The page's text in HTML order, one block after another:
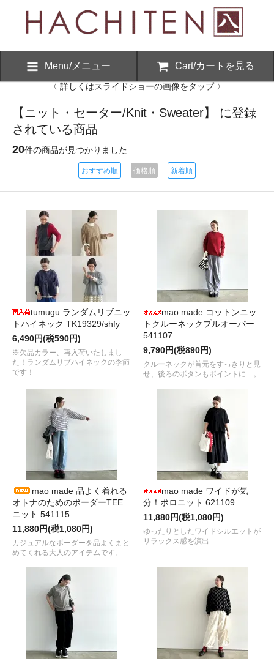
Menu/メニュー Cart/カートを見る
〈 詳しくはスライドショーの画像をタップ 〉
【ニット・セーター/Knit・Sweater】 に登録
されている商品
20件の商品が見つかりました
おすすめ順 価格順 新着順
tumugu ランダムリブニッ
トハイネック TK19329/shfy
6,490円(税590円)
※欠品カラー、再入荷いたしまし
た！ランダムリブハイネックの季節
です！
mao made コットンニッ
トクルーネックプルオーバー
541107
9,790円(税890円)
クルーネックが首元をすっきりと見
せ、後ろのボタンもポイントに…。
mao made 品よく着れる
オトナのためのボーダーTEE
ニット 541115
11,880円(税1,080円)
カジュアルなボーダーを品よくまと
めてくれる大人のアイテムです。
mao made ワイドが気
分！ポロニット 621109
11,880円(税1,080円)
ゆったりとしたワイドシルエットが
リラックス感を演出